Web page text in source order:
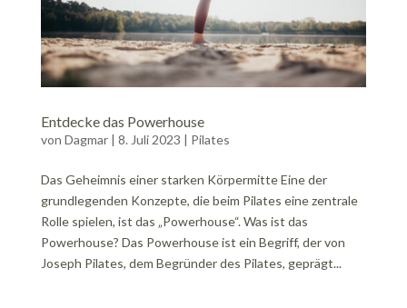
Entdecke das Powerhouse
von Dagmar| 8. Juli 2023 | Pilates
Das Geheimnis einer starken Körpermitte Eine der
grundlegenden Konzepte, die beim Pilates eine zentrale
Rolle spielen, ist das „Powerhouse“. Was ist das
Powerhouse? Das Powerhouse ist ein Begriff, der von
Joseph Pilates, dem Begründer des Pilates, geprägt...